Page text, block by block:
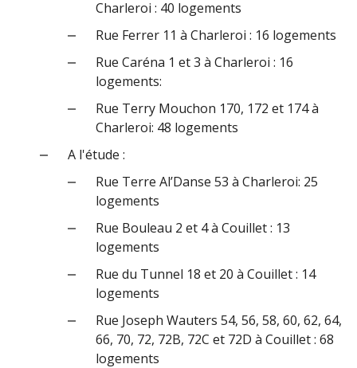
Charleroi : 40 logements
Rue Ferrer 11 à Charleroi : 16 logements
Rue Caréna 1 et 3 à Charleroi : 16
logements:
Rue Terry Mouchon 170, 172 et 174 à
Charleroi: 48 logements
A l'étude :
Rue Terre Al’Danse 53 à Charleroi: 25
logements
Rue Bouleau 2 et 4 à Couillet : 13
logements
Rue du Tunnel 18 et 20 à Couillet : 14
logements
Rue Joseph Wauters 54, 56, 58, 60, 62, 64,
66, 70, 72, 72B, 72C et 72D à Couillet : 68
logements